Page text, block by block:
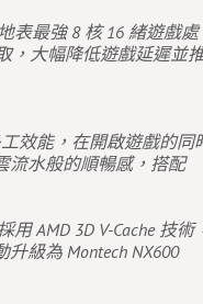
表最強 8 核 16 緒遊戲處
，大幅降低遊戲延遲並
效能，在開啟遊戲的同
流水般的順暢感，搭配
用 AMD 3D V-Cache 技術
級為 Montech NX600